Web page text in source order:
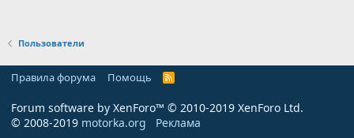
Пользователи
Правила форума Помощь
R
Forum software by XenForo™ © 2010-2019 XenForo Ltd.
© 2008-2019 motorka.org Реклама